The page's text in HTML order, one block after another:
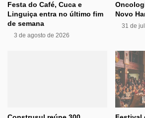
Festa do Café, Cuca e
Linguiça entra no último fim
de semana
3 de agosto de 2026
Novo
31 de